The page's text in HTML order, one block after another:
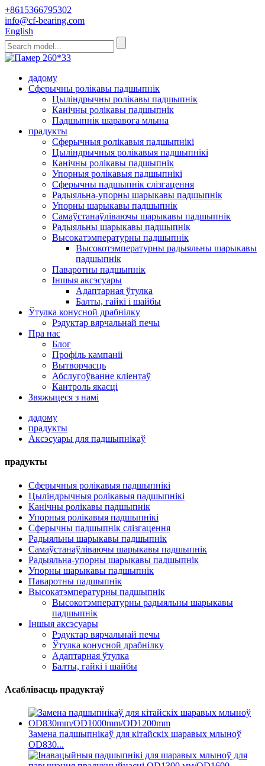
+8615366795302
info@cf-bearing.com
English
дадому
Сферычны ролікавы падшыпнік
Цыліндрычны ролікавы падшыпнік
Канічны ролікавы падшыпнік
Падшыпнік шаравога млына
прадукты
Сферычныя ролікавыя падшыпнікі
Цыліндрычныя ролікавыя падшыпнікі
Канічны ролікавы падшыпнік
Упорныя ролікавыя падшыпнікі
Сферычны падшыпнік слізгацення
Радыяльна-упорны шарыкавы падшыпнік
Упорны шарыкавы падшыпнік
Самаўстанаўліваючы шарыкавы падшыпнік
Радыяльны шарыкавы падшыпнік
Высокатэмпературны падшыпнік
Высокотэмпературны радыяльны шарыкавы
падшыпнік
Паваротны падшыпнік
Іншыя аксэсуары
Адаптарная ўтулка
Балты, гайкі і шайбы
Ўтулка конусной драбнілку
Рэдуктар вярчальнай печы
Пра нас
Блог
Профіль кампаніі
Вытворчасць
Абслугоўванне кліентаў
Кантроль якасці
Звяжыцеся з намі
дадому
прадукты
Аксэсуары для падшыпнікаў
прадукты
Сферычныя ролікавыя падшыпнікі
Цыліндрычныя ролікавыя падшыпнікі
Канічны ролікавы падшыпнік
Упорныя ролікавыя падшыпнікі
Сферычны падшыпнік слізгацення
Радыяльны шарыкавы падшыпнік
Самаўстанаўліваючы шарыкавы падшыпнік
Радыяльна-упорны шарыкавы падшыпнік
Упорны шарыкавы падшыпнік
Паваротны падшыпнік
Высокатэмпературны падшыпнік
Высокотэмпературны радыяльны шарыкавы
падшыпнік
Іншыя аксэсуары
Рэдуктар вярчальнай печы
Ўтулка конусной драбнілку
Адаптарная ўтулка
Балты, гайкі і шайбы
Асаблівасць прадуктаў
Замена падшыпнікаў для кітайскіх шаравых млыноў
OD830...